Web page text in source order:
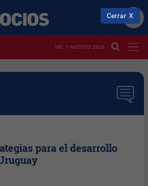
VIE. 7 AGOSTO 2026
para el desarrollo
Cerrar